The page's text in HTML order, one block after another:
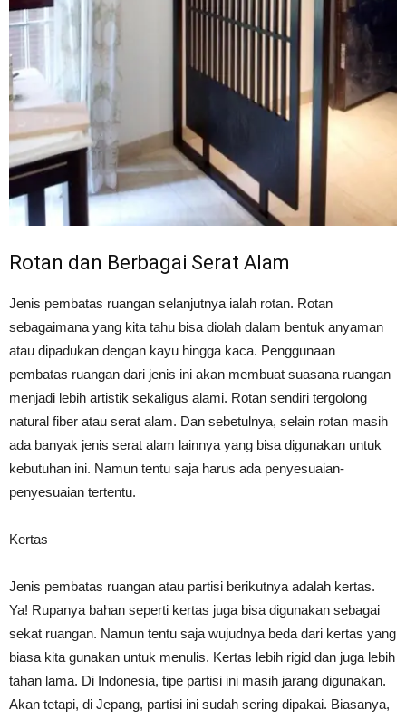
Rotan dan Berbagai Serat Alam
Jenis pembatas ruangan selanjutnya ialah rotan. Rotan
sebagaimana yang kita tahu bisa diolah dalam bentuk anyaman
atau dipadukan dengan kayu hingga kaca. Penggunaan
pembatas ruangan dari jenis ini akan membuat suasana ruangan
menjadi lebih artistik sekaligus alami. Rotan sendiri tergolong
natural fiber atau serat alam. Dan sebetulnya, selain rotan masih
ada banyak jenis serat alam lainnya yang bisa digunakan untuk
kebutuhan ini. Namun tentu saja harus ada penyesuaian-
penyesuaian tertentu.
Kertas
Jenis pembatas ruangan atau partisi berikutnya adalah kertas.
Ya! Rupanya bahan seperti kertas juga bisa digunakan sebagai
sekat ruangan. Namun tentu saja wujudnya beda dari kertas yang
biasa kita gunakan untuk menulis. Kertas lebih rigid dan juga lebih
tahan lama. Di Indonesia, tipe partisi ini masih jarang digunakan.
Akan tetapi, di Jepang, partisi ini sudah sering dipakai. Biasanya,